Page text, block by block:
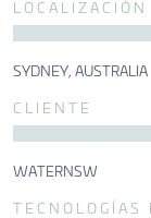
LOCALIZACIÓN
SYDNEY, AUSTRALIA
CLIENTE
WATERNSW
TECNOLOGÍAS
CONTACTO
CONTACTO
CONTACTO